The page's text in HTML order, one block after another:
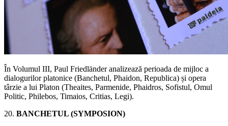
În Volumul III, Paul Friedländer analizează perioada de mijloc a
dialogurilor platonice (Banchetul, Phaidon, Republica) și opera
târzie a lui Platon (Theaites, Parmenide, Phaidros, Sofistul, Omul
Politic, Philebos, Timaios, Critias, Legi).
20. BANCHETUL (SYMPOSION)